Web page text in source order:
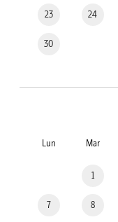
23 24
30
Lun Mar
1
7 8